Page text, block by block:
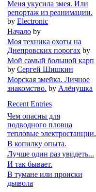
Меня укусила змея. Или
репортаж из реанимации.
by Electronic
Начало by
Моя техника охоты на
Днепровских порогах by
Мой самый большой карп
by Сергей Шишкин
Морская змейка. Личное
знакомство. by Алёнушка
Recent Entries
Чем опасны для
подводного пловца
тепловые электростанции.
В копилку опыта.
Лучше один раз увидеть...
И так бывает.
В тумане или происки
дьявола